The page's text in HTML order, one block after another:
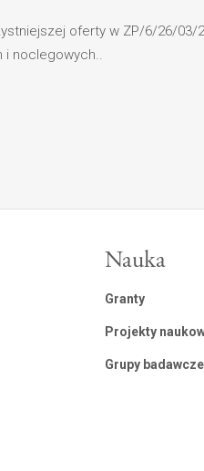
oferty w ZP/6/26/
i noclegowych..
Nauka
Granty
Projekty
Grupy badawcze